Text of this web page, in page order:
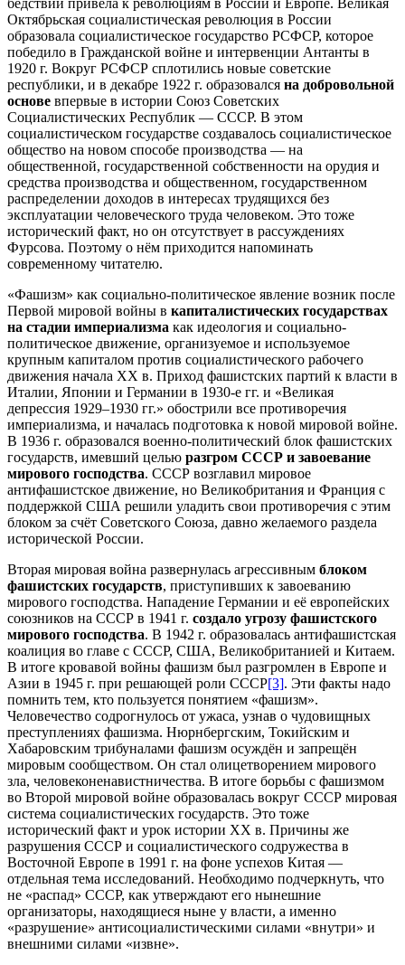
Октябрьская социалистическая революция в России
образовала социалистическое государство РСФСР, которое
победило в Гражданской войне и интервенции Антанты в
1920 г. Вокруг РСФСР сплотились новые советские
республики, и в декабре 1922 г. образовался на добровольной
основе впервые в истории Союз Советских
Социалистических Республик — СССР. В этом
социалистическом государстве создавалось социалистическое
общество на новом способе производства — на
общественной, государственной собственности на орудия и
средства производства и общественном, государственном
распределении доходов в интересах трудящихся без
эксплуатации человеческого труда человеком. Это тоже
исторический факт, но он отсутствует в рассуждениях
Фурсова. Поэтому о нём приходится напоминать
современному читателю.
«Фашизм» как социально-политическое явление возник после
Первой мировой войны в капиталистических государствах
на стадии империализма как идеология и социально-
политическое движение, организуемое и используемое
крупным капиталом против социалистического рабочего
движения начала XX в. Приход фашистских партий к власти в
Италии, Японии и Германии в 1930-е гг. и «Великая
депрессия 1929–1930 гг.» обострили все противоречия
империализма, и началась подготовка к новой мировой войне.
В 1936 г. образовался военно-политический блок фашистских
государств, имевший целью разгром СССР и завоевание
мирового господства. СССР возглавил мировое
антифашистское движение, но Великобритания и Франция с
поддержкой США решили уладить свои противоречия с этим
блоком за счёт Советского Союза, давно желаемого раздела
исторической России.
Вторая мировая война развернулась агрессивным блоком
фашистских государств, приступивших к завоеванию
мирового господства. Нападение Германии и её европейских
союзников на СССР в 1941 г. создало угрозу фашистского
мирового господства. В 1942 г. образовалась антифашистская
коалиция во главе с СССР, США, Великобританией и Китаем.
В итоге кровавой войны фашизм был разгромлен в Европе и
Азии в 1945 г. при решающей роли СССР[3]. Эти факты надо
помнить тем, кто пользуется понятием «фашизм».
Человечество содрогнулось от ужаса, узнав о чудовищных
преступлениях фашизма. Нюрнбергским, Токийским и
Хабаровским трибуналами фашизм осуждён и запрещён
мировым сообществом. Он стал олицетворением мирового
зла, человеконенавистничества. В итоге борьбы с фашизмом
во Второй мировой войне образовалась вокруг СССР мировая
система социалистических государств. Это тоже
исторический факт и урок истории XX в. Причины же
разрушения СССР и социалистического содружества в
Восточной Европе в 1991 г. на фоне успехов Китая —
отдельная тема исследований. Необходимо подчеркнуть, что
не «распад» СССР, как утверждают его нынешние
организаторы, находящиеся ныне у власти, а именно
«разрушение» антисоциалистическими силами «внутри» и
внешними силами «извне».